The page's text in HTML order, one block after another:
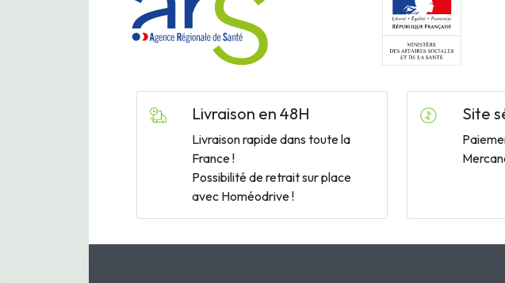
Livraison en 48H
Livraison rapide dans toute la
France !
Possibilité de retrait sur place
avec Homéodrive !
Site